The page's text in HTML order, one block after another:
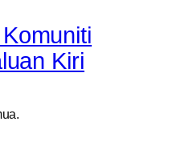
Kiri